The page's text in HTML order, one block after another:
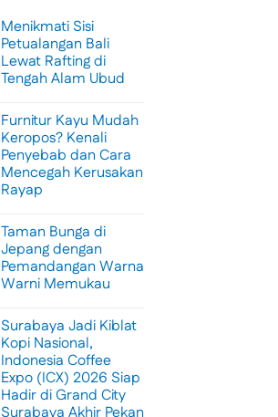
Menikmati Sisi
Petualangan Bali
Lewat Rafting di
Tengah Alam Ubud
on
Menikmati
Sisi
Petualangan
Bali
Lewat
Rafting
Alam
Ubud
Furnitur Kayu Mudah
Keropos? Kenali
Penyebab dan Cara
Mencegah Kerusakan
Rayap
on
Furnitur
Kayu
Mudah
Keropos?
Kenali
Cara
Mencegah
Kerusakan
Rayap
Taman Bunga di
Jepang dengan
Pemandangan Warna
Warni Memukau
on
Taman
Bunga
di
Jepang
dengan
Pemandangan
Warna
Surabaya Jadi Kiblat
Kopi Nasional,
Indonesia Coffee
Expo (ICX) 2026 Siap
Hadir di Grand City
Surabaya Akhir Pekan